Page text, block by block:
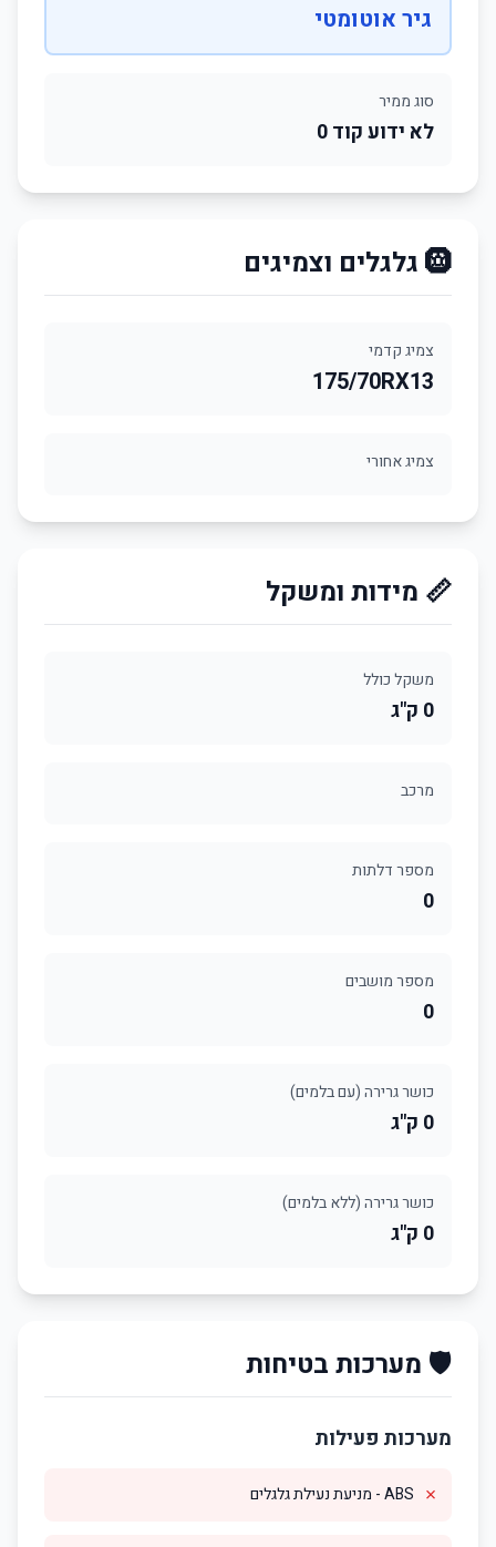
גיר אוטומטי
סוג ממיר
לא ידוע קוד 0
🛞 גלגלים וצמיגים
צמיג קדמי
175/70RX13
צמיג אחורי
📏 מידות ומשקל
משקל כולל
0 ק"ג
מרכב
מספר דלתות
0
מספר מושבים
0
כושר גרירה (עם בלמים)
0 ק"ג
כושר גרירה (ללא בלמים)
0 ק"ג
🛡️ מערכות בטיחות
מערכות פעילות
✗ ABS - מניעת נעילת גלגלים